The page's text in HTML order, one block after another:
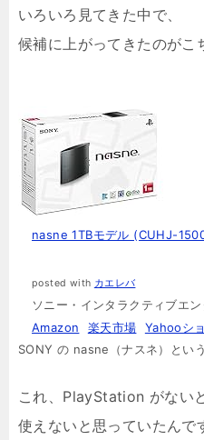
いろいろ見てきた中で、
候補に上がってきたのがこ
nasne 1TBモデル (CUHJ-
posted with カエレバ
ソニー・インタラクティブエ
Amazon
楽天市場
Yahooシ
SONY の nasne（ナスネ）という
これ、PlayStation がない
使えないと思っていたんで